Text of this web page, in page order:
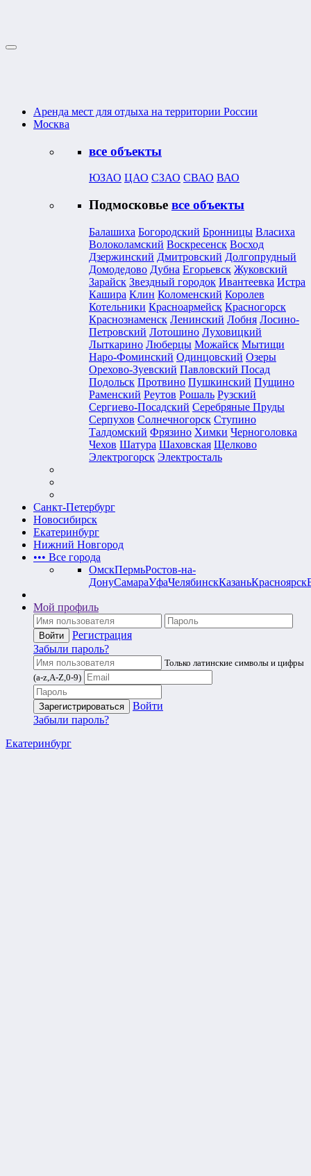
Аренда мест для отдыха на территории России
Москва
все объекты
ЮЗАО ЦАО СЗАО СВАО ВАО
Подмосковье все объекты
Балашиха Богородский Бронницы Власиха
Волоколамский Воскресенск Восход
Дзержинский Дмитровский Долгопрудный
Домодедово Дубна Егорьевск Жуковский
Зарайск Звездный городок Ивантеевка Истра
Кашира Клин Коломенский Королев
Котельники Красноармейск Красногорск
Краснознаменск Ленинский Лобня Лосино-
Петровский Лотошино Луховицкий
Лыткарино Люберцы Можайск Мытищи
Наро-Фоминский Одинцовский Озеры
Орехово-Зуевский Павловский Посад
Подольск Протвино Пушкинский Пущино
Раменский Реутов Рошаль Рузский
Сергиево-Посадский Серебряные Пруды
Серпухов Солнечногорск Ступино
Талдомский Фрязино Химки Черноголовка
Чехов Шатура Шаховская Щелково
Электрогорск Электросталь
Санкт-Петербург
Новосибирск
Екатеринбург
Нижний Новгород
••• Все города
ОмскПермьРостов-на-
ДонуСамараУфаЧелябинскКазаньКрасноярск
Мой профиль
Регистрация
Забыли пароль?
Только латинские символы и цифры
(a-z,A-Z,0-9)
Войти
Забыли пароль?
Екатеринбург